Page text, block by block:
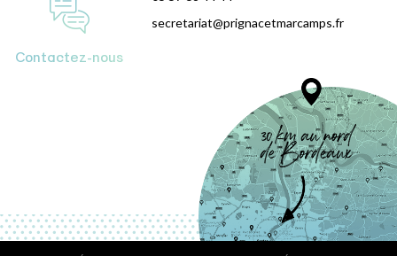
Contactez-nous
secretariat@prignacetmarcamps.fr